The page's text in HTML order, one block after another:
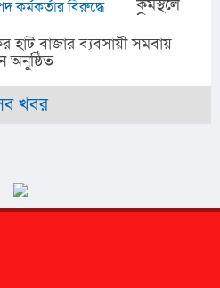
সংস্থা
দুর্ভোগে
ইউনিয়নের
কর্মস্থলে
বিলম্বে
যোগদানের
অভিযোগ
উপসহকারী
হাট বাজার ব্যবসায়ী সমবায়
অনুষ্ঠিত
খবর